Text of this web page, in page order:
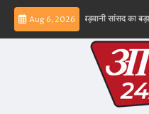
Skip
content
Aug 6, 2026
– ईरान बड़वानी सांसद का बड़ा खुलासा: